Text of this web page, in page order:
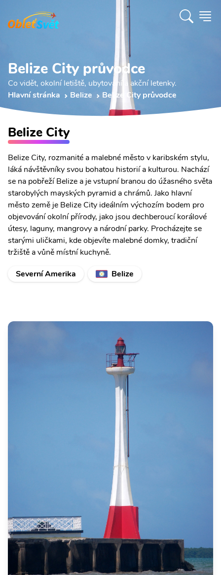
Belize City průvodce
Co vidět, okolní letiště, ubytování a akční letenky.
Hlavní stránka
Belize Belize City průvodce
Belize City
Belize City, rozmanité a malebné město v karibském stylu,
láká návštěvníky svou bohatou historií a kulturou. Nachází
se na pobřeží Belize a je vstupní branou do úžasného světa
starobylých mayských pyramid a chrámů. Jako hlavní
město země je Belize City ideálním výchozím bodem pro
objevování okolní přírody, jako jsou dechberoucí korálové
útesy, laguny, mangrovy a národní parky. Procházejte se
starými uličkami, kde objevíte malebné domky, tradiční
tržiště a vůně místní kuchyně.
Severní Amerika
Belize